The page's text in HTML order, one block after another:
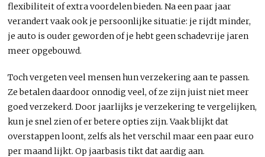
flexibiliteit of extra voordelen bieden. Na een paar jaar
verandert vaak ook je persoonlijke situatie: je rijdt minder,
je auto is ouder geworden of je hebt geen schadevrije jaren
meer opgebouwd.
Toch vergeten veel mensen hun verzekering aan te passen.
Ze betalen daardoor onnodig veel, of ze zijn juist niet meer
goed verzekerd. Door jaarlijks je verzekering te vergelijken,
kun je snel zien of er betere opties zijn. Vaak blijkt dat
overstappen loont, zelfs als het verschil maar een paar euro
per maand lijkt. Op jaarbasis tikt dat aardig aan.